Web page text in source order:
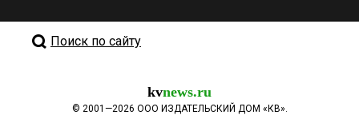
Поиск по сайту
kvnews.ru
© 2001—2026 ООО ИЗДАТЕЛЬСКИЙ ДОМ «КВ».